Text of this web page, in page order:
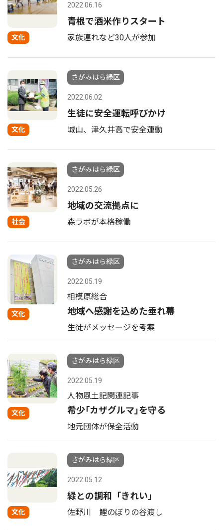
文化
2022.06.16
青根で酒米作りスタート
家族連れなど30人が参加
文化
さがみはら緑区
2022.06.02
生徒に安全運転呼びかけ
城山、津久井高で安全運動
社会
さがみはら緑区
2022.05.26
地域の交流拠点に
森ラボが本格稼働
文化
さがみはら緑区
2022.05.19
相模原総合
地域へ感謝を込めた垂れ幕
生徒がメッセージを考案
文化
さがみはら緑区
2022.05.19
人物風土記関連記事
希少｢カザグルマ｣を守る
地元団体が保全活動
文化
さがみはら緑区
2022.05.12
緑との調和「きれい」
佐野川 鯉のぼりの谷渡し